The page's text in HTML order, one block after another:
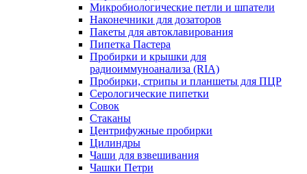
Микробиологические петли и шпатели
Наконечники для дозаторов
Пакеты для автоклавирования
Пипетка Пастера
Пробирки и крышки для
радиоиммуноанализа (RIA)
Пробирки, стрипы и планшеты для ПЦР
Серологические пипетки
Совок
Стаканы
Центрифужные пробирки
Цилиндры
Чаши для взвешивания
Чашки Петри